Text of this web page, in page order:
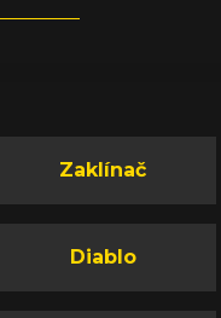
Zaklínač
Diablo